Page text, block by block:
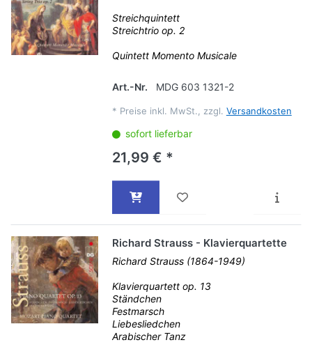
Streichquintett
Streichtrio op. 2
Quintett Momento Musicale
Art.-Nr. MDG 603 1321-2
* Preise inkl. MwSt., zzgl. Versandkosten
sofort lieferbar
21,99 € *
Richard Strauss - Klavierquartette
Richard Strauss (1864-1949)
Klavierquartett op. 13
Ständchen
Festmarsch
Liebesliedchen
Arabischer Tanz